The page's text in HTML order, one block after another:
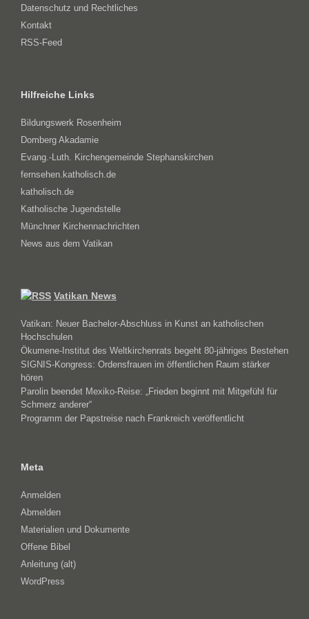
Datenschutz und Rechtliches
Kontakt
RSS-Feed
Hilfreiche Links
Bildungswerk Rosenheim
Domberg Akadamie
Evang.-Luth. Kirchengemeinde Stephanskirchen
fernsehen.katholisch.de
katholisch.de
Katholische Jugendstelle
Münchner Kirchennachrichten
News aus dem Vatikan
Vatikan News
Vatikan: Neuer Bachelor-Abschluss in Kunst an katholischen
Hochschulen
Ökumene-Institut des Weltkirchenrats begeht 80-jähriges Bestehen
SIGNIS-Kongress: Ordensfrauen im öffentlichen Raum stärker
hören
Parolin beendet Mexiko-Reise: „Frieden beginnt mit Mitgefühl für
Schmerz anderer“
Programm der Papstreise nach Frankreich veröffentlicht
Meta
Anmelden
Abmelden
Materialien und Dokumente
Offene Bibel
Anleitung (alt)
WordPress